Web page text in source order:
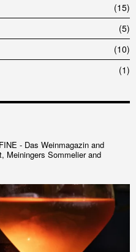
15
5
10
1
- Das Weinmagazin and
Meiningers Sommelier and